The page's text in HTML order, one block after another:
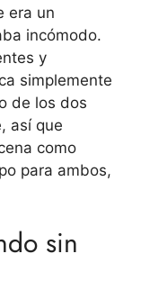
era un
incómodo.
y
simplemente
de los dos
así que
como
para ambos,
sin